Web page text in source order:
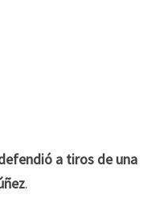
a tiros de una
.